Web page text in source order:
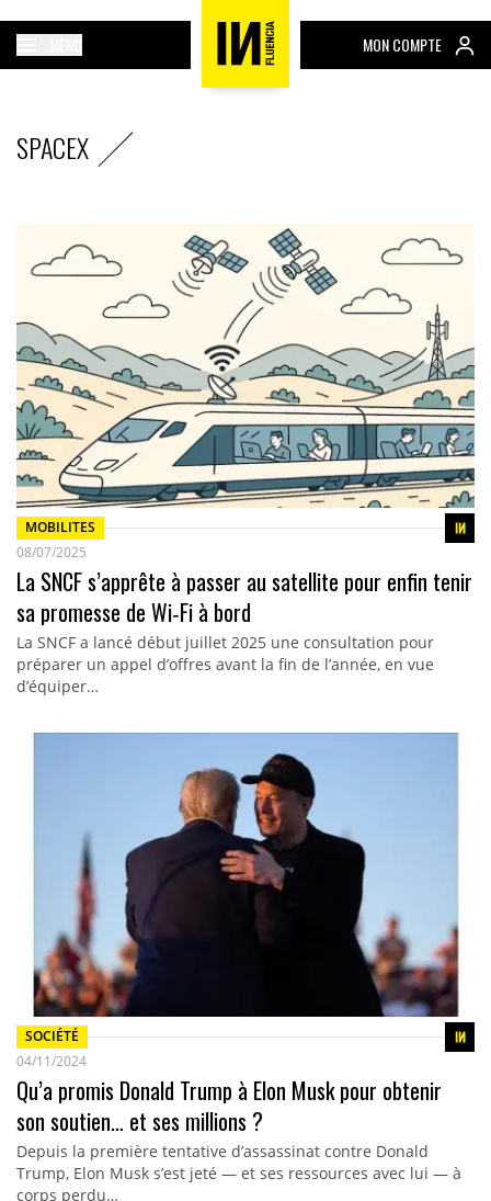
MON COMPTE
SPACEX
MOBILITES
08/07/2025
La SNCF s’apprête à passer au satellite pour enfin tenir
sa promesse de Wi‑Fi à bord
La SNCF a lancé début juillet 2025 une consultation pour
préparer un appel d’offres avant la fin de l’année, en vue
d’équiper…
SOCIÉTÉ
04/11/2024
Qu’a promis Donald Trump à Elon Musk pour obtenir
son soutien… et ses millions ?
Depuis la première tentative d’assassinat contre Donald
Trump, Elon Musk s’est jeté — et ses ressources avec lui — à
corps perdu…